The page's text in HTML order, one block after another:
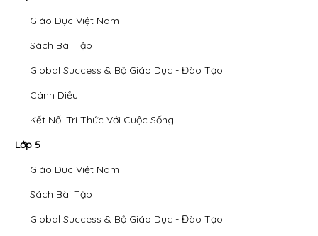
Giáo Dục Việt Nam
Sách Bài Tập
Global Success & Bộ Giáo Dục - Đào Tạo
Cánh Diều
Kết Nối Tri Thức Với Cuộc Sống
Lớp 5
Giáo Dục Việt Nam
Sách Bài Tập
Global Success & Bộ Giáo Dục - Đào Tạo